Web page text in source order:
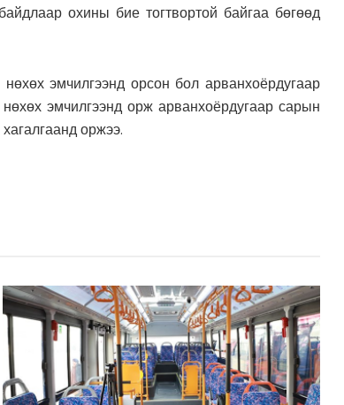
охины бие тогтвортой байгаа бөгөөд
эмчилгээнд орсон бол арванхоёрдугаар
эмчилгээнд орж арванхоёрдугаар сарын
оржээ.